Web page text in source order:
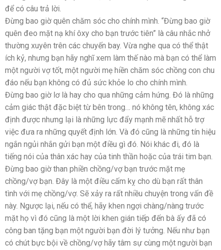
để có câu trả lời.
Đừng bao giờ quên chăm sóc cho chính mình. “Đừng bao giờ
quên đeo mặt nạ khí ôxy cho bạn trước tiên” là câu nhắc nhở
thường xuyên trên các chuyến bay. Vừa nghe qua có thể thật
ích kỷ, nhưng bạn hãy nghĩ xem làm thế nào mà bạn có thể làm
một người vợ tốt, một người mẹ hiền chăm sóc chồng con chu
đáo nếu bạn không có đủ sức khỏe lo cho chính mình.
Đừng bao giờ lơ là hay cho qua những cảm hứng. Đó là những
cảm giác thật đặc biệt từ bên trong… nó không tên, không xác
định được nhưng lại là những lực đẩy mạnh mẽ nhất hỗ trợ
việc đưa ra những quyết định lớn. Và đó cũng là những tín hiệu
ngắn ngủi nhắn gửi bạn một điều gì đó. Nói khác đi, đó là
tiếng nói của thân xác hay của tinh thần hoặc của trái tim bạn.
Đừng bao giờ than phiền chồng/vợ bạn trước mặt mẹ
chồng/vợ bạn. Đây là một điều cấm kỵ cho dù bạn rất thân
tình với mẹ chồng/vợ. Sẽ xảy ra rất nhiều chuyện trong vấn đề
này. Ngược lại, nếu có thể, hãy khen ngợi chàng/nàng trước
mặt họ vì đó cũng là một lời khen gián tiếp đến bà ấy đã có
công ban tặng bạn một người bạn đời lý tưởng. Nếu như bạn
có chút bực bội về chồng/vợ hãy tâm sự cùng một người bạn